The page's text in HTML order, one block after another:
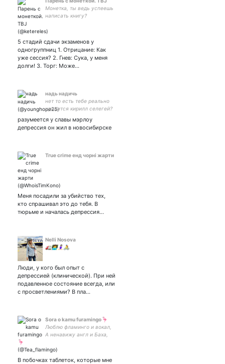
Монетка, ты ведь успеешь
написать книгу?
5 стадий сдачи экзаменов у
одногруппниц 1. Отрицание: Как
уже сессия? 2. Гнев: Сука, у меня
долги! 3. Торг: Може…
надь надичь
нет то есть тебе реально
нравится кирилл селегей?
разумеется у славы мэрлоу
депрессия он жил в новосибирске
True crime енд чорні жарти
Меня посадили за убийство тех,
кто спрашивал это до тебя. В
тюрьме и началась депрессия...
Nelli Nosova
🚛👩‍💻🧘🏻‍♀️🚴
Люди, у кого был опыт с
депрессией (клинической). При ней
подавленное состояние всегда, или
с просветлениями? В пла…
Sora o kamu furamingo🦩
Люблю фламинго и вокал,
А ненавижу англ и Баха,
чуть И абсолютнейшим
бекаром.
В побочках таблеток, которые мне